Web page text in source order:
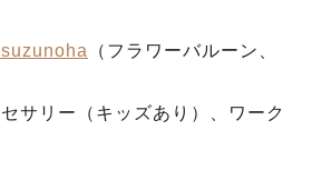
（フラワーバルーン、
セサリー（キッズあり）、ワーク